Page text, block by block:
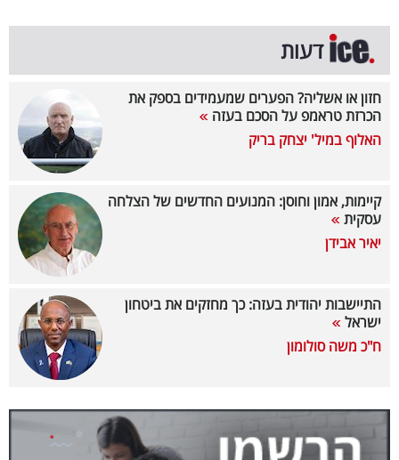
המילון
הכלכלי
פודקאסט
40
ניוזלטרים
דעות
חזון או אשליה? הפערים שמעמידים בספק את
הכרזת טראמפ על הסכם בעזה
האלוף במיל' יצחק בריק
קיימות, אמון וחוסן: המנועים החדשים של הצלחה
עסקית
יאיר אבידן
התיישבות יהודית בעזה: כך מחזקים את ביטחון
ישראל
ח"כ משה סולומון